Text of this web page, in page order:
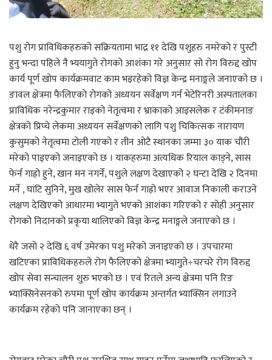
पशु रोग प्राविधिकहरुको सक्रियतामा भाद्र ११ देखि पशुहरु नमरेको र पुस्टी
हुनु भन्दा पहिले नै भ्ययागुते रोगको आशंका गरे अनुसार सो रोग विरुद्द खोप
कार्य पूर्ण खोप कार्यक्रमवाट काम भइरहेको विज्ञ केन्द्र मनाङ्गले जनाएको छ ।
ङावल क्षेत्रमा फैलिएको रोगको अध्ययन सर्वेक्षण गर्न भेटेरिनरी अस्पतालका
प्राविधिक नरेन्द्रकुमार राइको नेतृत्वमा र भ्राकाको आइसलेक र टंकीमनाङ
क्षेत्रको प्रिप्चे लेकमा अध्ययन सर्वेक्षणको लागि पशु चिकित्सक नारायण
कुसुमको नेतृत्वमा टोली गएको र तीन ओटै स्थानका जम्मा ३० याक चौंरी
मरेको पाइएको जनाइएको छ । याकहरुमा अत्यधिक रियाल काड्ने, सास
फेर्न गाह्रो हुने, खान मन नगर्ने, पशुले लक्षण देखाएको २ घन्टा देखि २ दिनमा
मर्ने , घांटि सुनिने, मुख खोलेर सास फेर्न गाह्रो भएर आवाज निकाली कराउने
लक्षण देखिएको आधारमा भ्यागुते भएको आशंका गरिएको र सोही अनुसार
रोगको निदानको प्रकृया थालिएको विज्ञ केन्द्र मनाङ्गले जनाएको छ ।
धेरै जसो २ देखि ६ वर्ष उमेरका पशु मरेको जनाइएको छ । उपचारमा
खटिएका प्राविधिकहरुले रोग फैलिएको क्षेत्रमा भ्यागुते÷चरचरे रोग विरुद्द
खोप सेवा सन्चालन शुरु भएको छ । एवं रितले अन्य क्षेत्रमा पनि रिङ
भ्याक्सिनेसनको रुपमा पूर्ण खोप कार्यक्रम अन्तर्गत भ्याक्सिन लगाउने
कार्यक्रम रहेको पनि जानाएका छन् ।